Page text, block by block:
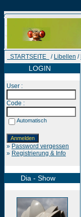
STARTSEITE / Libellen /
LOGIN
User :
Code :
Automatisch
» Password vergessen
» Registrierung & Info
Dia - Show